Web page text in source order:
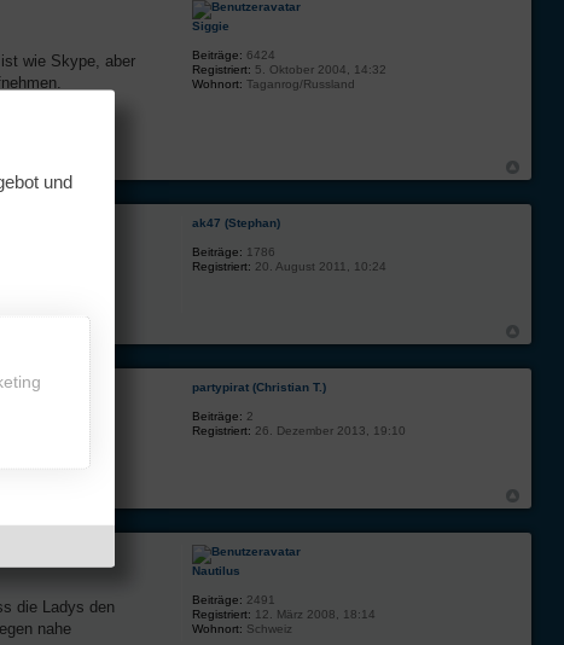
wie Skype, aber
Siggie
Beiträge: 6424
Registriert: 5. Oktober 2004, 14:32
Wohnort: Taganrog/Russland
ak47 (Stephan)
Beiträge: 1786
Registriert: 20. August 2011, 10:24
partypirat (Christian T.)
Beiträge: 2
Registriert: 26. Dezember 2013, 19:10
die Ladys den
nahe
Nautilus
Beiträge: 2491
Registriert: 12. März 2008, 18:14
Wohnort: Schweiz
und